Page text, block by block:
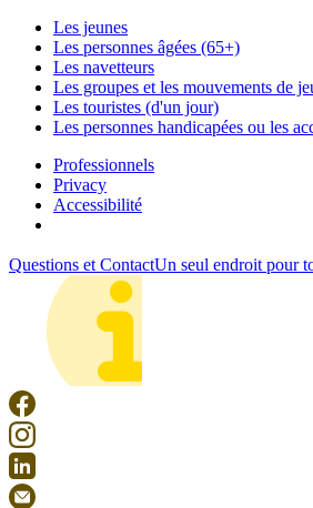
Les jeunes
Les personnes âgées (65+)
Les navetteurs
Les groupes et les mouvements de
Les touristes (d'un jour)
Les personnes handicapées ou les
Professionnels
Privacy
Accessibilité
Questions et ContactUn seul endroit pour